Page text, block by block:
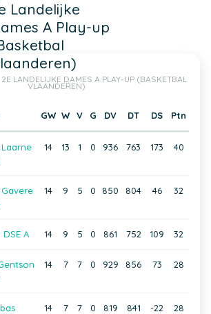
Landelijke
A Play-up
LANDELIJKE DAMES A PLAY-UP (BASKETBAL
VLAANDEREN)
GW W V G DV DT DS Ptn
14 13 1 0 936 763 173 40
14 9 5 0 850 804 46 32
A 14 9 5 0 861 752 109 32
14 7 7 0 929 856 73 28
14 7 7 0 819 841 -22 28